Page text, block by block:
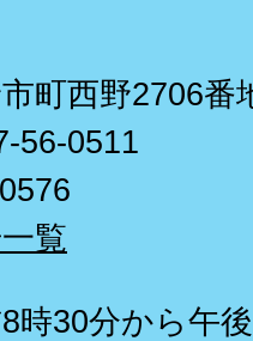
町西野2706番
56-0511
覧
時30分から午